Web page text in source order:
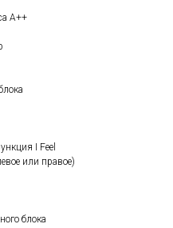
А++
I Feel
или правое)
блока